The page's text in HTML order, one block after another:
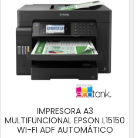
IMPRESORA A3
MULTIFUNCIONAL EPSON L15150
WI-FI ADF AUTOMÁTICO